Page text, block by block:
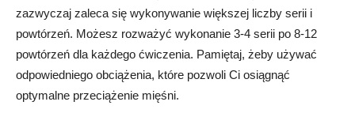
zazwyczaj zaleca się wykonywanie większej liczby serii i
powtórzeń. Możesz rozważyć wykonanie 3-4 serii po 8-12
powtórzeń dla każdego ćwiczenia. Pamiętaj, żeby używać
odpowiedniego obciążenia, które pozwoli Ci osiągnąć
optymalne przeciążenie mięśni.